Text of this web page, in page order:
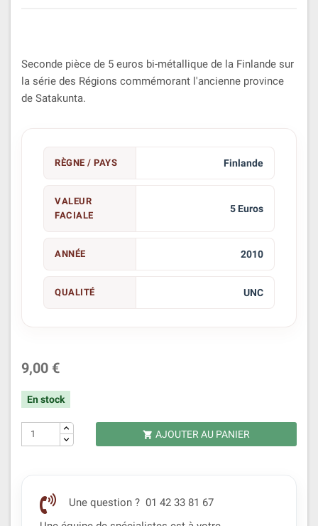
Seconde pièce de 5 euros bi-métallique de la Finlande sur
la série des Régions commémorant l'ancienne province
de Satakunta.
RÈGNE / PAYS Finlande
VALEUR
FACIALE
5 Euros
ANNÉE 2010
QUALITÉ UNC
9,00 €
En stock
 AJOUTER AU PANIER
Une question ? 01 42 33 81 67